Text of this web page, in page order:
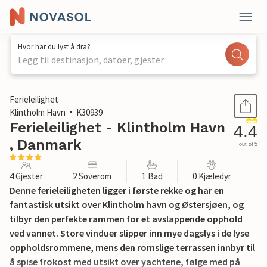
Hvor har du lyst å dra?
Legg til destinasjon, datoer, gjester
1 / 18
Ferieleilighet
Klintholm Havn
K30939
Ferieleilighet - Klintholm Havn
, Danmark
4.4
out of 5
4 Gjester 2 Soverom 1 Bad 0 Kjæledyr
Denne ferieleiligheten ligger i første rekke og har en
fantastisk utsikt over Klintholm havn og Østersjøen, og
tilbyr den perfekte rammen for et avslappende opphold
ved vannet. Store vinduer slipper inn mye dagslys i de lyse
oppholdsrommene, mens den romslige terrassen innbyr til
å spise frokost med utsikt over yachtene, følge med på